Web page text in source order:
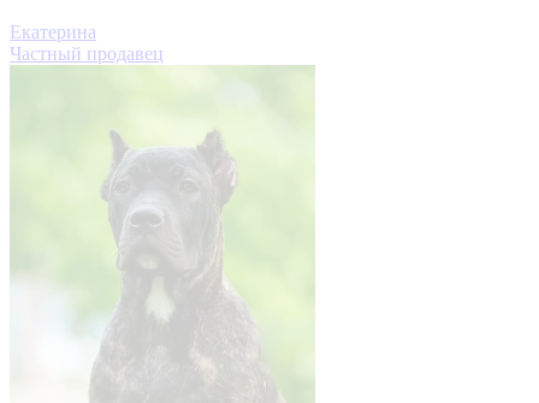
Екатерина
Частный продавец